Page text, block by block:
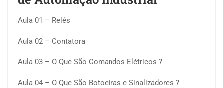
Aula 01 – Relés
Aula 02 – Contatora
Aula 03 – O Que São Comandos Elétricos ?
Aula 04 – O Que São Botoeiras e Sinalizadores ?